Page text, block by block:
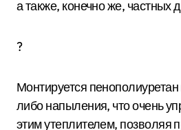
а также, конечно же, частных
?
Монтируется
либо напыления, что очень
этим утеплителем, позволяя